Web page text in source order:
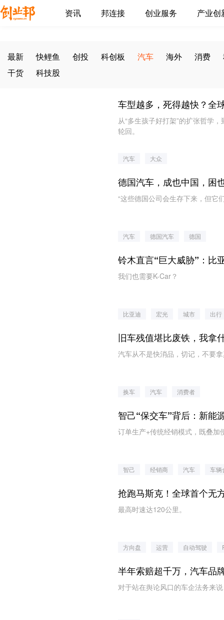
资讯 邦连接 创业服务 产业创
最新 快鲤鱼 创投 科创板 汽车 海外 消费
干货
科技股
车型越多，死得越快？全
从“多生孩子好打架”的扩张哲学
轮回。
汽车 大众
德国汽车，成也中国，困
“这些德国公司会生存下来，但它
汽车 德国汽车 德国
铃木直言“巨大威胁”：比
我们也需要K-Car？
比亚迪 宏光 城市 出行
旧车残值堪比废铁，我拿
汽车从不是快消品，切记，不要
换车 汽车 消费者
智己“保交车”背后：新能
订单生产+传统经销模式，既叠加
智己 经销商 汽车 车辆
抢跑马斯克！全球首个无
最高时速达120公里。
方向盘 运营 自动驾驶
半年索赔超千万，汽车品
对于站在舆论风口的车企法务来